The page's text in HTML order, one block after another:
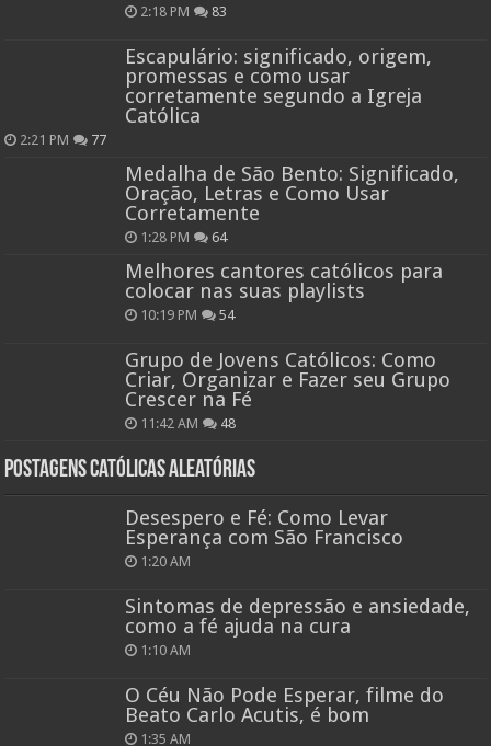
2:18 PM 83
Escapulário: significado, origem,
promessas e como usar
corretamente segundo a Igreja
Católica
2:21 PM 77
Medalha de São Bento: Significado,
Oração, Letras e Como Usar
Corretamente
1:28 PM 64
Melhores cantores católicos para
colocar nas suas playlists
10:19 PM 54
Grupo de Jovens Católicos: Como
Criar, Organizar e Fazer seu Grupo
Crescer na Fé
11:42 AM 48
Postagens católicas aleatórias
Desespero e Fé: Como Levar
Esperança com São Francisco
1:20 AM
Sintomas de depressão e ansiedade,
como a fé ajuda na cura
1:10 AM
O Céu Não Pode Esperar, filme do
Beato Carlo Acutis, é bom
1:35 AM